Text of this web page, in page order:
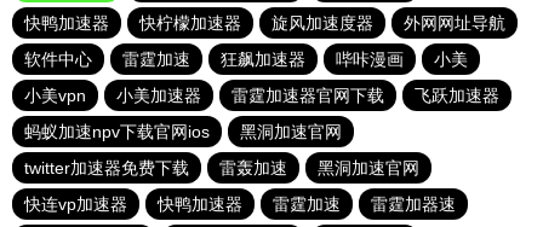
快鸭加速器
快柠檬加速器 旋风加速度器
外网网址导航
软件中心
雷霆加速 狂飙加速器 哔咔漫画
小美
小美vpn
小美加速器 雷霆加速器官网下载
飞跃加速器
蚂蚁加速npv下载官网ios
黑洞加速官网
twitter加速器免费下载
雷轰加速
黑洞加速官网
快连vp加速器
快鸭加速器 雷霆加速
雷霆加器速